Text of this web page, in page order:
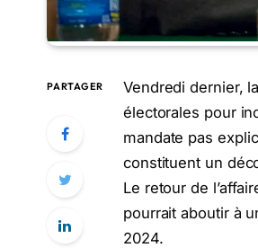
PARTAGER
Vendredi dernier,
électorales pour
mandate pas
constituent un
Le retour de
pourrait aboutir à
2024.